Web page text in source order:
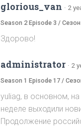
glorious_van · 2
Season 2 Episode 3 /
Здорово!
administrator · 2
Season 1 Episode 17 /
yuliag, в основном, на
неделе выходили
Продолжение